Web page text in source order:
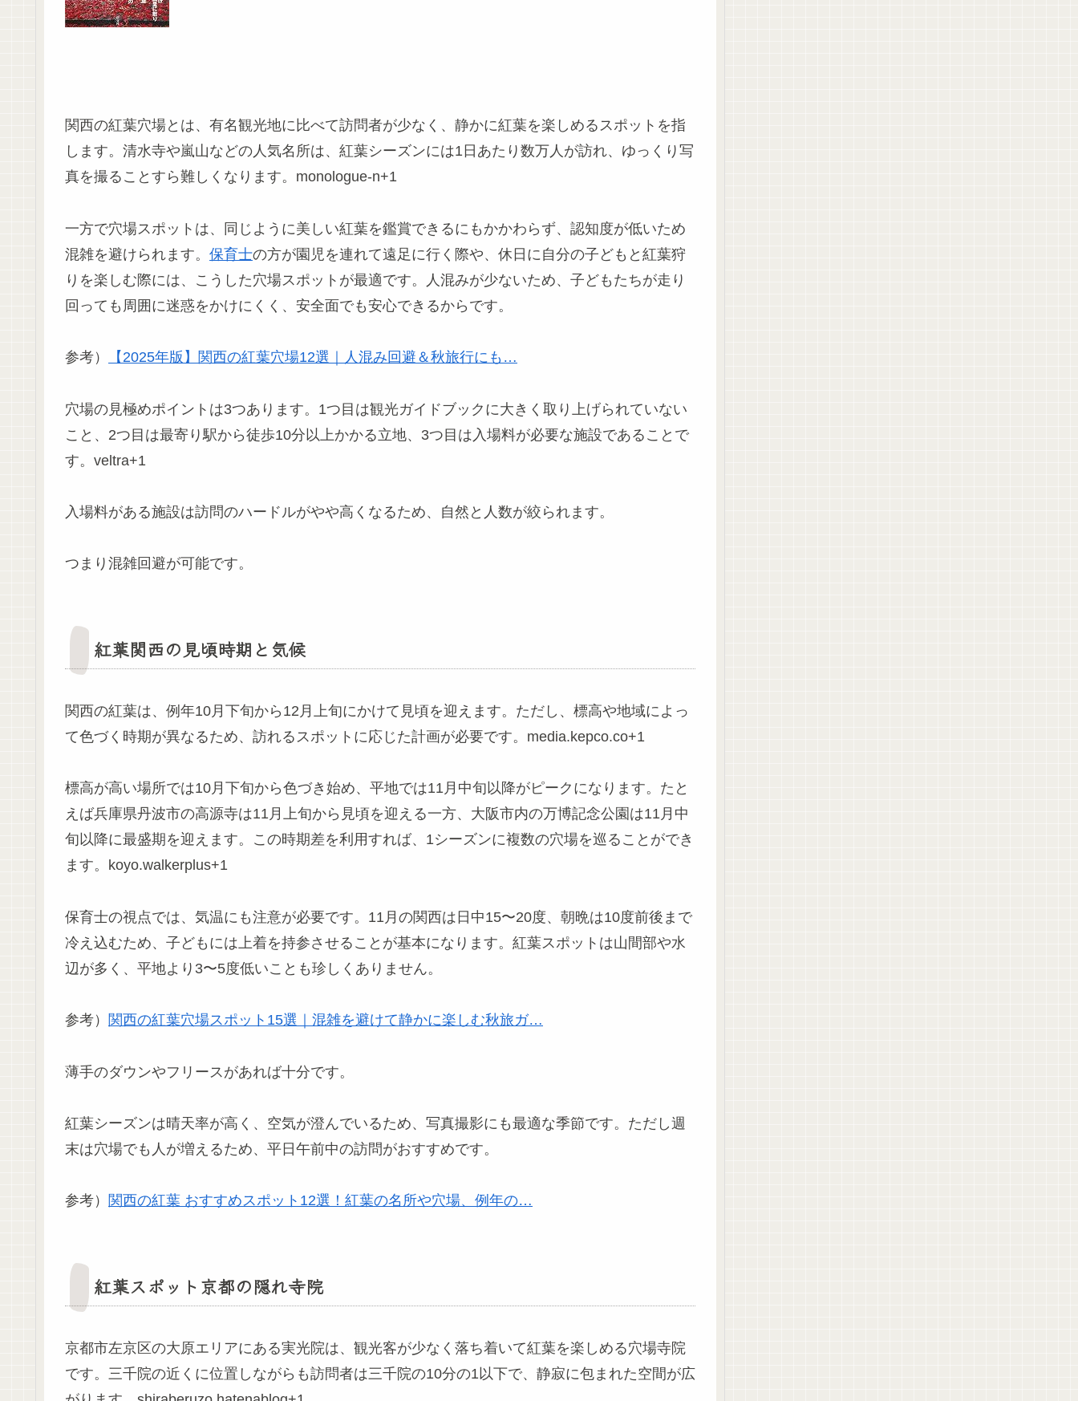
関西の紅葉穴場とは、有名観光地に比べて訪問者が少なく、静かに紅葉を楽しめるスポットを指
します。清水寺や嵐山などの人気名所は、紅葉シーズンには1日あたり数万人が訪れ、ゆっくり写
真を撮ることすら難しくなります。monologue-n+1
一方で穴場スポットは、同じように美しい紅葉を鑑賞できるにもかかわらず、認知度が低いため
混雑を避けられます。 保育士の方が園児を連れて遠足に行く際や、休日に自分の子どもと紅葉狩
りを楽しむ際には、こうした穴場スポットが最適です。人混みが少ないため、子どもたちが走り
回っても周囲に迷惑をかけにくく、安全面でも安心できるからです。
参考） 【2025年版】関西の紅葉穴場12選｜人混み回避＆秋旅行にも…
穴場の見極めポイントは3つあります。1つ目は観光ガイドブックに大きく取り上げられていない
こと、2つ目は最寄り駅から徒歩10分以上かかる立地、3つ目は入場料が必要な施設であることで
す。veltra+1
入場料がある施設は訪問のハードルがやや高くなるため、自然と人数が絞られます。
つまり混雑回避が可能です。
紅葉関西の見頃時期と気候
関西の紅葉は、例年10月下旬から12月上旬にかけて見頃を迎えます。ただし、標高や地域によっ
て色づく時期が異なるため、訪れるスポットに応じた計画が必要です。media.kepco.co+1
標高が高い場所では10月下旬から色づき始め、平地では11月中旬以降がピークになります。たと
えば兵庫県丹波市の高源寺は11月上旬から見頃を迎える一方、大阪市内の万博記念公園は11月中
旬以降に最盛期を迎えます。この時期差を利用すれば、1シーズンに複数の穴場を巡ることができ
ます。koyo.walkerplus+1
保育士の視点では、気温にも注意が必要です。11月の関西は日中15〜20度、朝晩は10度前後まで
冷え込むため、子どもには上着を持参させることが基本になります。紅葉スポットは山間部や水
辺が多く、平地より3〜5度低いことも珍しくありません。
参考） 関西の紅葉穴場スポット15選｜混雑を避けて静かに楽しむ秋旅ガ…
薄手のダウンやフリースがあれば十分です。
紅葉シーズンは晴天率が高く、空気が澄んでいるため、写真撮影にも最適な季節です。ただし週
末は穴場でも人が増えるため、平日午前中の訪問がおすすめです。
参考） 関西の紅葉 おすすめスポット12選！紅葉の名所や穴場、例年の…
紅葉スポット京都の隠れ寺院
京都市左京区の大原エリアにある実光院は、観光客が少なく落ち着いて紅葉を楽しめる穴場寺院
です。三千院の近くに位置しながらも訪問者は三千院の10分の1以下で、静寂に包まれた空間が広